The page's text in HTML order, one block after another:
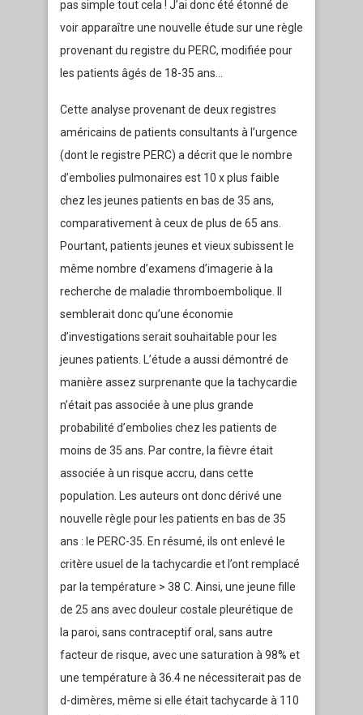
pas simple tout cela ! J’ai donc été étonné de
voir apparaître une nouvelle étude sur une règle
provenant du registre du PERC, modifiée pour
les patients âgés de 18-35 ans…
Cette analyse provenant de deux registres
américains de patients consultants à l’urgence
(dont le registre PERC) a décrit que le nombre
d’embolies pulmonaires est 10 x plus faible
chez les jeunes patients en bas de 35 ans,
comparativement à ceux de plus de 65 ans.
Pourtant, patients jeunes et vieux subissent le
même nombre d’examens d’imagerie à la
recherche de maladie thromboembolique. Il
semblerait donc qu’une économie
d’investigations serait souhaitable pour les
jeunes patients. L’étude a aussi démontré de
manière assez surprenante que la tachycardie
n’était pas associée à une plus grande
probabilité d’embolies chez les patients de
moins de 35 ans. Par contre, la fièvre était
associée à un risque accru, dans cette
population. Les auteurs ont donc dérivé une
nouvelle règle pour les patients en bas de 35
ans : le PERC-35. En résumé, ils ont enlevé le
critère usuel de la tachycardie et l’ont remplacé
par la température > 38 C. Ainsi, une jeune fille
de 25 ans avec douleur costale pleurétique de
la paroi, sans contraceptif oral, sans autre
facteur de risque, avec une saturation à 98% et
une température à 36.4 ne nécessiterait pas de
d-dimères, même si elle était tachycarde à 110